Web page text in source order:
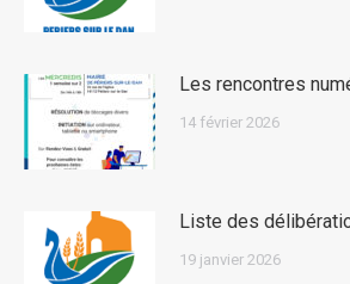
Les rencontres
14 février 2026
Liste des
19 janvier 2026